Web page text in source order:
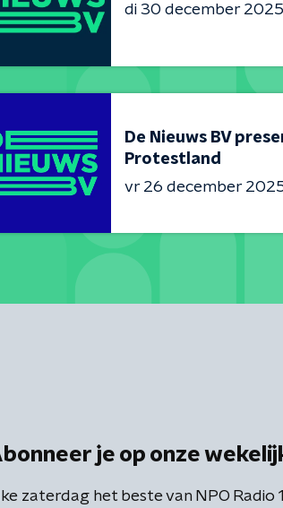
di 30 december 2025
De Nieuws BV
Protestland
vr 26 december
je op onze
zaterdag het beste van NPO Radio